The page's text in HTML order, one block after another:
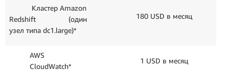
Кластер Amazon
Redshift (один
узел типа dc1.large)*
180 USD в месяц
AWS
CloudWatch*
1 USD в месяц